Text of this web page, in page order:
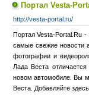
Портал Vesta-
http://vesta-portal.ru/
Портал Vesta-Portal.Ru
самые свежие новости
фотографии и
Лада Веста
новом автомобиле. Вы
Веста. Добавляйте